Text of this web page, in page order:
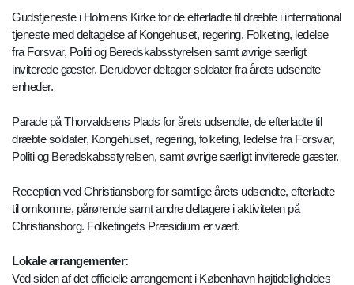
Gudstjeneste i Holmens Kirke for de efterladte til dræbte i international
tjeneste med deltagelse af Kongehuset, regering, Folketing, ledelse
fra Forsvar, Politi og Beredskabsstyrelsen samt øvrige særligt
inviterede gæster. Derudover deltager soldater fra årets udsendte
enheder.
Parade på Thorvaldsens Plads for årets udsendte, de efterladte til
dræbte soldater, Kongehuset, regering, folketing, ledelse fra Forsvar,
Politi og Beredskabsstyrelsen, samt øvrige særligt inviterede gæster.
Reception ved Christiansborg for samtlige årets udsendte, efterladte
til omkomne, pårørende samt andre deltagere i aktiviteten på
Christiansborg. Folketingets Præsidium er vært.
Lokale arrangementer:
Ved siden af det officielle arrangement i København højtideligholdes